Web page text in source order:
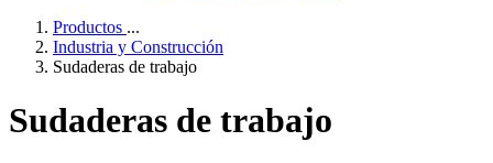
Productos ...
Industria y Construcción
Sudaderas de trabajo
Sudaderas de trabajo